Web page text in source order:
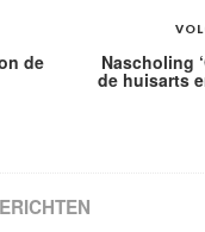
Nascholing
de huisarts
de